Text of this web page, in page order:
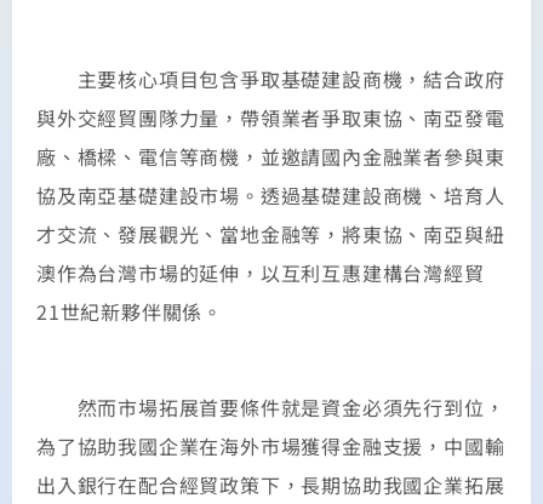
主要核心項目包含爭取基礎建設商機，結合政府
與外交經貿團隊力量，帶領業者爭取東協、南亞發電
廠、橋樑、電信等商機，並邀請國內金融業者參與東
協及南亞基礎建設市場。透過基礎建設商機、培育人
才交流、發展觀光、當地金融等，將東協、南亞與紐
澳作為台灣市場的延伸，以互利互惠建構台灣經貿
21世紀新夥伴關係。
然而市場拓展首要條件就是資金必須先行到位，
為了協助我國企業在海外市場獲得金融支援，中國輸
出入銀行在配合經貿政策下，長期協助我國企業拓展